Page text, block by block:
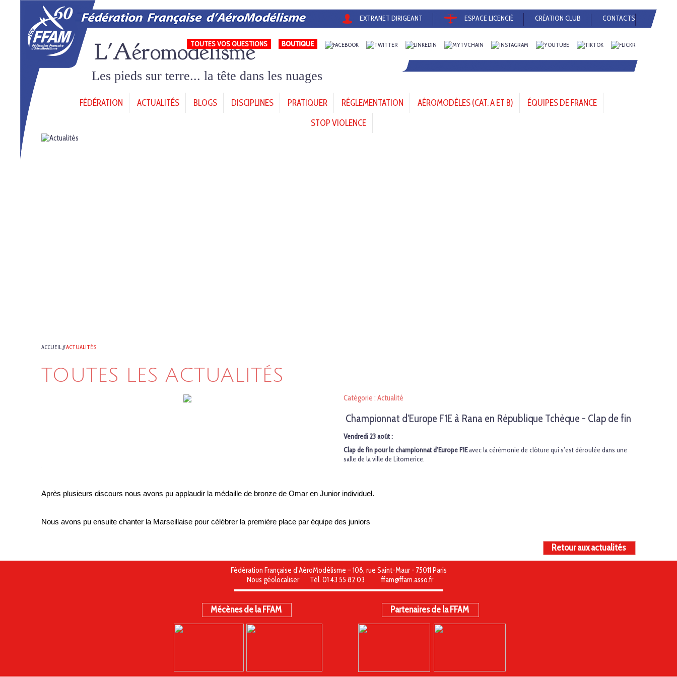
EXTRANET DIRIGEANT ESPACE LICENCIÉ CRÉATION CLUB CONTACTS
TOUTES VOS QUESTIONS
L'Aéromodélisme
Les pieds sur terre... la tête dans les nuages
FÉDÉRATION ACTUALITÉS BLOGS DISCIPLINES PRATIQUER RÉGLEMENTATION AÉROMODÈLES (CAT. A ET B)
ÉQUIPES DE FRANCE
STOP VIOLENCE
ACCUEIL//ACTUALITÉS
TOUTES LES ACTUALITÉS
Catégorie : Actualité
Championnat d'Europe F1E à Rana en République Tchèque - Clap de fin
Vendredi 23 août :
Clap de fin pour le championnat d’Europe F1Eavec la cérémonie de clôture qui s’est déroulée dans une
salle de la ville de Litomerice.
Après plusieurs discours nous avons pu applaudir la médaille de bronze de Omar en Junior individuel.
Nous avons pu ensuite chanter la Marseillaise pour célébrer la première place par équipe des juniors
Retour aux actualités
Fédération Française d’AéroModélisme – 108, rue Saint-Maur - 75011 Paris
Nous géolocaliser
Tél. 01 43 55 82 03 ffam@ffam.asso.fr
Mécènes de la FFAM Partenaires de la FFAM